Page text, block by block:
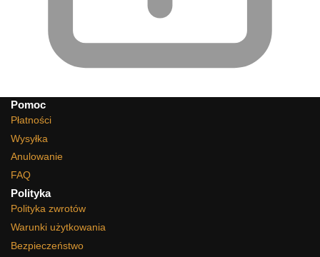
Pomoc
Płatności
Wysyłka
Anulowanie
FAQ
Polityka
Polityka zwrotów
Warunki użytkowania
Bezpieczeństwo